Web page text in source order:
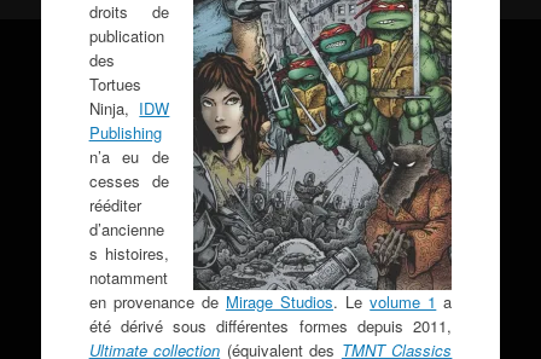
droits de
publication
des
Tortues
Ninja, IDW
Publishing
n’a eu de
cesses de
rééditer
d’ancienne
s histoires,
notamment
en provenance de Mirage Studios. Levolume 1 a
été dérivé sous différentes formes depuis 2011,
Ultimate collection (équivalent des TMNT Classics